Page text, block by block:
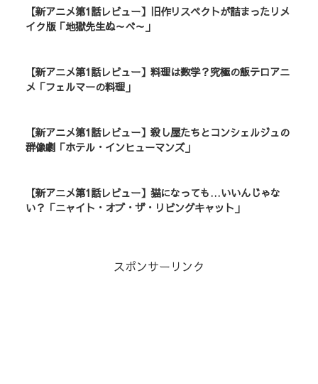
【新アニメ第1話レビュー】旧作リスペクトが詰まったリメ
イク版「地獄先生ぬ～べ～」
【新アニメ第1話レビュー】料理は数学？究極の飯テロアニ
メ「フェルマーの料理」
【新アニメ第1話レビュー】殺し屋たちとコンシェルジュの
群像劇「ホテル・インヒューマンズ」
【新アニメ第1話レビュー】猫になっても…いいんじゃな
い？「ニャイト・オブ・ザ・リビングキャット」
スポンサーリンク